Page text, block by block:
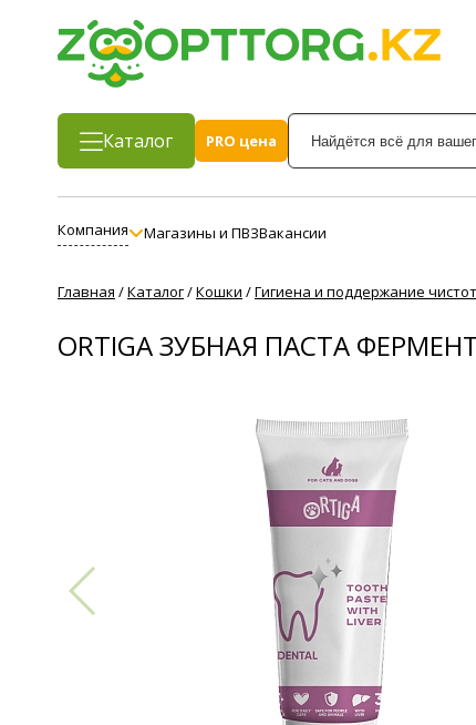
Каталог
PRO цена
Компания Магазины и ПВЗВакансии
Главная /Каталог/Кошки /Гигиена и поддержание
ORTIGA ЗУБНАЯ ПАСТА